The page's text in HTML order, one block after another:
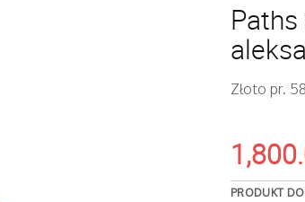
Paths
Złoto pr.
PRODUKT